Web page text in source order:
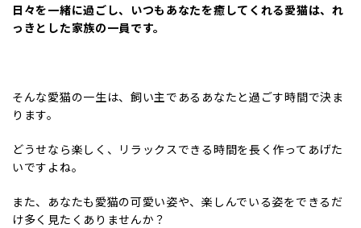
日々を一緒に過ごし、いつもあなたを癒してくれる愛猫は、れ
っきとした家族の一員です。
そんな愛猫の一生は、飼い主であるあなたと過ごす時間で決ま
ります。
どうせなら楽しく、リラックスできる時間を長く作ってあげた
いですよね。
また、あなたも愛猫の可愛い姿や、楽しんでいる姿をできるだ
け多く見たくありませんか？